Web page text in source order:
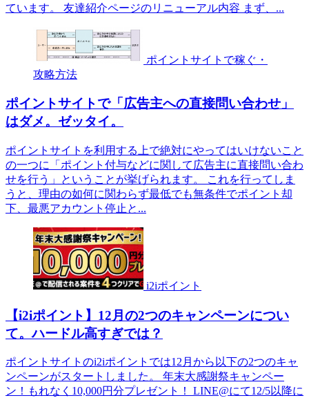
ています。 友達紹介ページのリニューアル内容 まず、...
ポイントサイトで稼ぐ・
攻略方法
ポイントサイトで「広告主への直接問い合わせ」
はダメ。ゼッタイ。
ポイントサイトを利用する上で絶対にやってはいけないこと
の一つに「ポイント付与などに関して広告主に直接問い合わ
せを行う」ということが挙げられます。 これを行ってしま
うと、理由の如何に関わらず最低でも無条件でポイント却
下、最悪アカウント停止と...
i2iポイント
【i2iポイント】12月の2つのキャンペーンについ
て。ハードル高すぎでは？
ポイントサイトのi2iポイントでは12月から以下の2つのキャ
ンペーンがスタートしました。 年末大感謝祭キャンペー
ン！もれなく10,000円分プレゼント！ LINE@にて12/5以降に